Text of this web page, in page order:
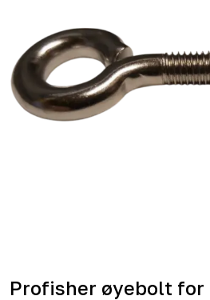
Profisher øyebolt for